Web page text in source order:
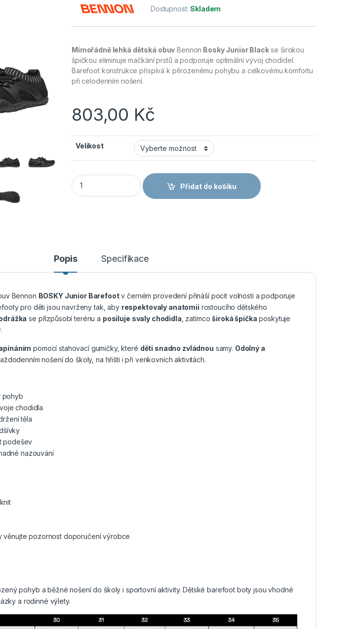
Dostupnost:Skladem
Mimořádně lehká dětská obuv Bennon Bosky Junior Blackse širokou
špičkou eliminuje mačkání prstů a podporuje optimální vývoj chodidel.
Barefoot konstrukce přispívá k přirozenému pohybu a celkovému komfortu
při celodenním nošení.
803,00 Kč
Velikost
BENNON BOSKY Junior - Dětské barefoot boty černé množství
Přidat do košíku
Popis Specifikace
Bennon BOSKY Junior Barefootv černém provedení přináší pocit volnosti a podporuje
pro děti jsou navrženy tak, aby respektovaly anatomii rostoucího dětského
se přizpůsobí terénu a posiluje svaly chodidla , zatímcoširoká špička poskytuje
.
pomocí stahovací gumičky, které děti snadno zvládnou samy. Odolný a
nošení do školy, na hřišti i při venkovních aktivitách.
pohyb
chodidla
těla
podešev
nazouvání
věnujte pozornost doporučení výrobce
pohyb a běžné nošení do školy i sportovní aktivity. Dětské barefoot boty jsou vhodné
a rodinné výlety.